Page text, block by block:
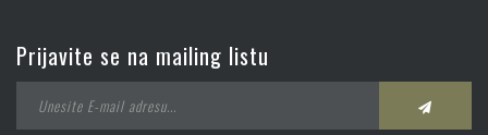
Prijavite se na mailing listu